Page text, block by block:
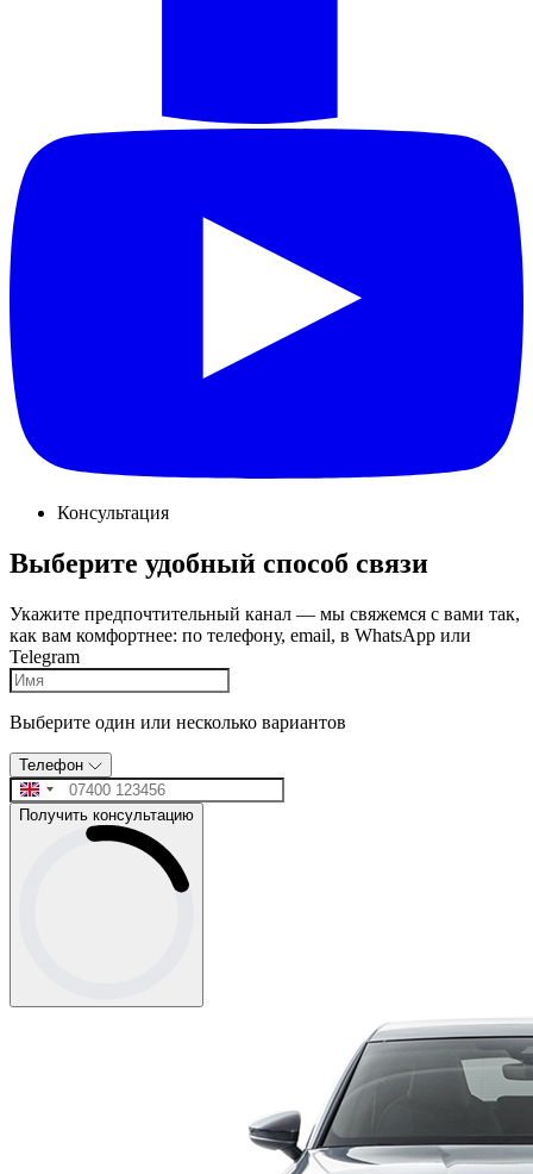
Консультация
Выберите удобный способ связи
Укажите предпочтительный канал — мы свяжемся с вами так,
как вам комфортнее: по телефону, email, в WhatsApp или
Telegram
Выберите один или несколько вариантов
Телефон
Получить консультацию